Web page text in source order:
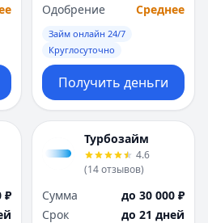
Ульяновск
Уфа
Х
Хабаровск
Ч
Чебоксары
Челябинск
Чита
Я
Ярославль
Вся Россия
Ульяновск
Уфа
Х
Хабаровск
Ч
Чебоксары
Челябинск
Чита
Я
Ярославль
Вся Россия
Одобрение
Среднее
Займ онлайн 24/7
Круглосуточно
Получить деньги
₽
Турбозайм
4.6
(14отзывов)
Сумма
до 30 000 ₽
Срок
до 21 дней